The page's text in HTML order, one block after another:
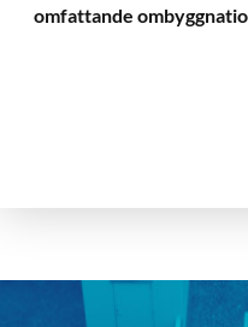
omfattande